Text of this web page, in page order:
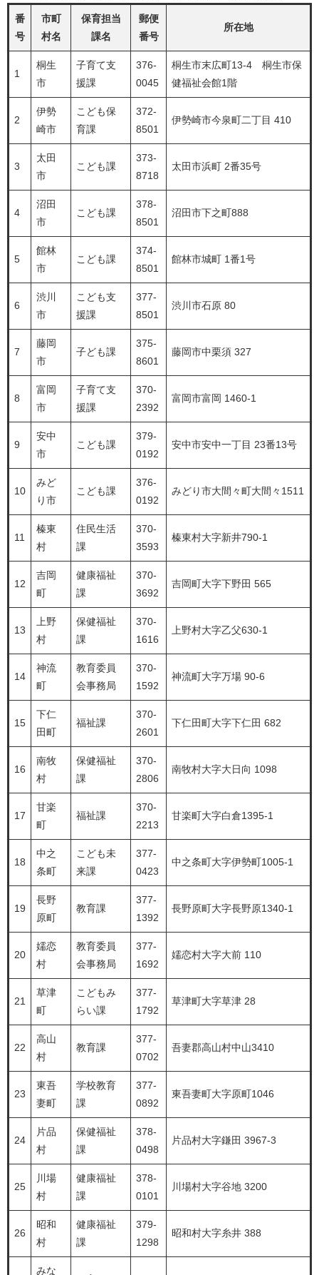
番
号
市町
村名
保育担当
課名
郵便
番号
所在地
1
桐生
市
子育て支
援課
376-
0045
桐生市末広町13-4 桐生市保
健福祉会館1階
2
伊勢
崎市
こども保
育課
372-
8501
伊勢崎市今泉町二丁目 410
3
太田
市
こども課
373-
8718
太田市浜町 2番35号
4
沼田
市
こども課
378-
8501
沼田市下之町888
5
館林
市
こども課
374-
8501
館林市城町 1番1号
6
渋川
市
こども支
援課
377-
8501
渋川市石原 80
7
藤岡
市
子ども課
375-
8601
藤岡市中栗須 327
8
富岡
市
子育て支
援課
370-
2392
富岡市富岡 1460-1
9
安中
市
こども課
379-
0192
安中市安中一丁目 23番13号
10
みど
り市
こども課
376-
0192
みどり市大間々町大間々1511
11
榛東
村
住民生活
課
370-
3593
榛東村大字新井790-1
12
吉岡
町
健康福祉
課
370-
3692
吉岡町大字下野田 565
13
上野
村
保健福祉
課
370-
1616
上野村大字乙父630-1
14
神流
町
教育委員
会事務局
370-
1592
神流町大字万場 90-6
15
下仁
田町
福祉課
370-
2601
下仁田町大字下仁田 682
16
南牧
村
保健福祉
課
370-
2806
南牧村大字大日向 1098
17
甘楽
町
福祉課
370-
2213
甘楽町大字白倉1395-1
18
中之
条町
こども未
来課
377-
0423
中之条町大字伊勢町1005-1
19
長野
原町
教育課
377-
1392
長野原町大字長野原1340-1
20
嬬恋
村
教育委員
会事務局
377-
1692
嬬恋村大字大前 110
21
草津
町
こどもみ
らい課
377-
1792
草津町大字草津 28
22
高山
村
教育課
377-
0702
吾妻郡高山村中山3410
23
東吾
妻町
学校教育
課
377-
0892
東吾妻町大字原町1046
24
片品
村
保健福祉
課
378-
0498
片品村大字鎌田 3967-3
25
川場
村
健康福祉
課
378-
0101
川場村大字谷地 3200
26
昭和
村
健康福祉
課
379-
1298
昭和村大字糸井 388
みな